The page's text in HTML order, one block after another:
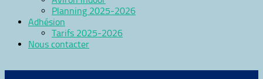
Planning 2025-2026
Adhésion
Tarifs 2025-2026
Nous contacter